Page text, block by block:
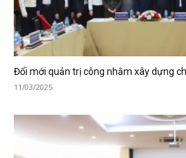
Đổi mới quản trị công nhằm xây dựng
11/03/2025